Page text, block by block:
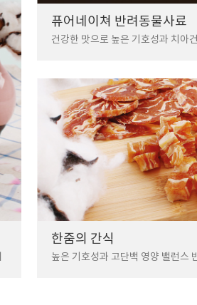
퓨어네이쳐 반려동물사료
건강한 맛으로 높은 기호성과 치아
한줌의 간식
높은 기호성과 고단백 영양 밸런스